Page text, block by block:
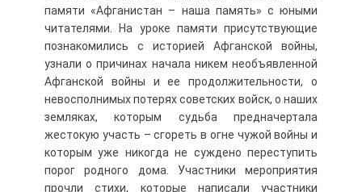
памяти «Афганистан – наша память» с юными
читателями. На уроке памяти присутствующие
познакомились с историей Афганской войны,
узнали о причинах начала никем необъявленной
Афганской войны и ее продолжительности, о
невосполнимых потерях советских войск, о наших
земляках, которым судьба предначертала
жестокую участь – сгореть в огне чужой войны и
которым уже никогда не суждено переступить
порог родного дома. Участники мероприятия
прочли стихи, которые написали участники